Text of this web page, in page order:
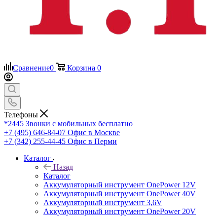
Сравнение0 Корзина 0
Телефоны
*2445 Звонки с мобильных бесплатно
+7 (495) 646-84-07 Офис в Москве
+7 (342) 255-44-45 Офис в Перми
Каталог
Назад
Каталог
Аккумуляторный инструмент OnePower 12V
Аккумуляторный инструмент OnePower 40V
Аккумуляторный инструмент 3,6V
Аккумуляторный инструмент OnePower 20V